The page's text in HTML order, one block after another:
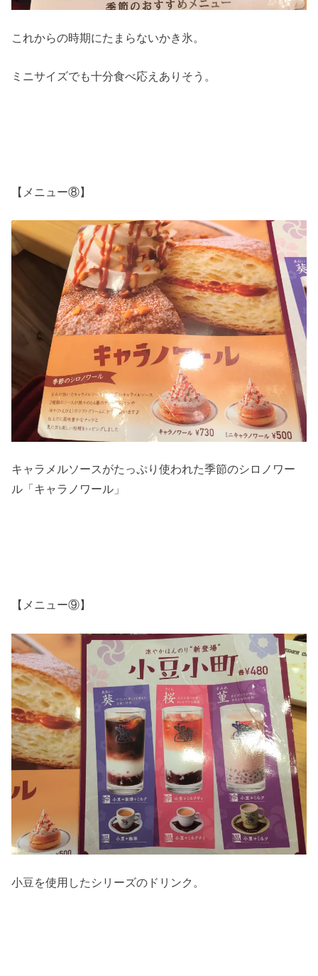
これからの時期にたまらないかき氷。
ミニサイズでも十分食べ応えありそう。
【メニュー⑧】
キャラメルソースがたっぷり使われた季節のシロノワー
ル「キャラノワール」
【メニュー⑨】
小豆を使用したシリーズのドリンク。